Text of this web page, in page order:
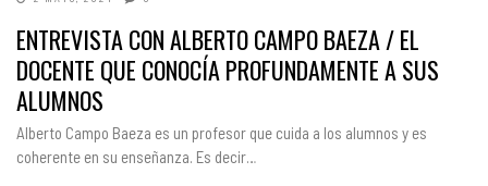
ENTREVISTA CON ALBERTO CAMPO BAEZA / EL
DOCENTE QUE CONOCÍA PROFUNDAMENTE A SUS
ALUMNOS
Alberto Campo Baeza es un profesor que cuida a los alumnos y es
coherente en su enseñanza. Es decir…